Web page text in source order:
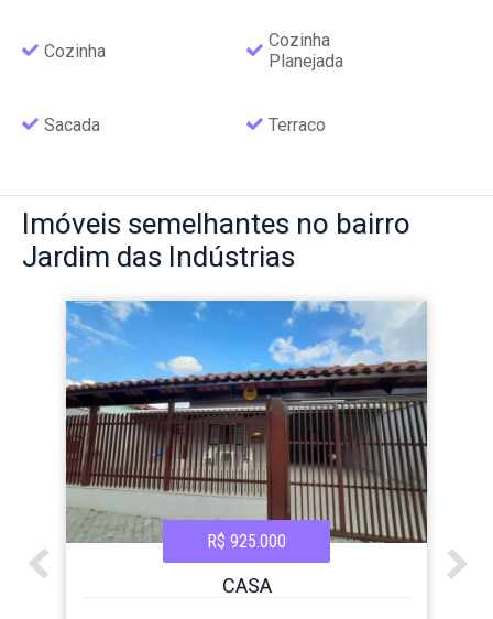
Cozinha
Cozinha
Planejada
Sacada Terraco
Imóveis semelhantes no bairro
Jardim das Indústrias
R$ 925.000
CASA